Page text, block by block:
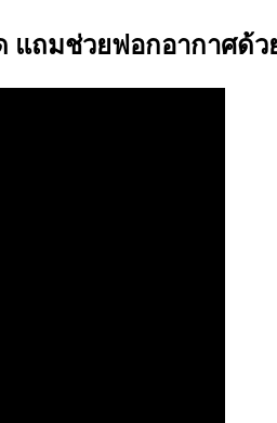
แถมช่วยฟอกอากาศด้ว